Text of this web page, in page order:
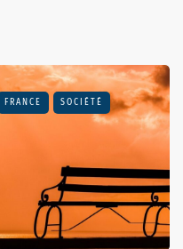
FRANCE SOCIÉTÉ